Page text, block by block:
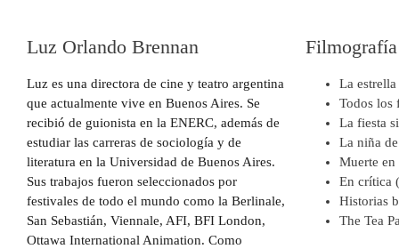
Luz Orlando Brennan
Luz es una directora de cine y teatro argentina
que actualmente vive en Buenos Aires. Se
recibió de guionista en la ENERC, además de
estudiar las carreras de sociología y de
literatura en la Universidad de Buenos Aires.
Sus trabajos fueron seleccionados por
festivales de todo el mundo como la Berlinale,
San Sebastián, Viennale, AFI, BFI London,
Ottawa International Animation. Como
Filmografía
La
Todos los
La fiesta
La niña
Muerte
En crítica
Historias
The Tea